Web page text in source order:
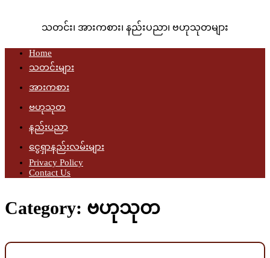
သတင်း၊ အားကစား၊ နည်းပညာ၊ ဗဟုသုတများ
Home
သတင်းများ
အားကစား
ဗဟုသုတ
နည်းပညာ
ငွေရှာနည်းလမ်းများ
Privacy Policy
Contact Us
Category: ဗဟုသုတ